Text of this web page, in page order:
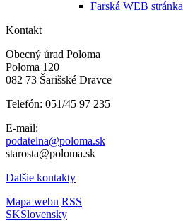
Farská WEB stránka
Kontakt
Obecný úrad Poloma
Poloma 120
082 73 Šarišské Dravce
Telefón: 051/45 97 235
E-mail:
podatelna@poloma.sk
starosta@poloma.sk
Dalšie kontakty
Mapa webu RSS
SKSlovensky